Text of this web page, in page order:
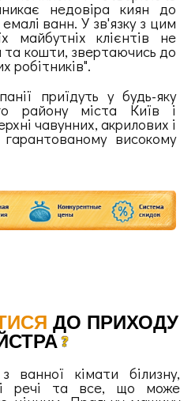
недовіра киян до
ванн. У зв'язку з цим
майбутніх клієнтів не
кошти, звертаючись до
робітників".
приїдуть у будь-яку
району міста Київ і
чавунних, акрилових і
високому
ДО ПРИХОДУ
ванної кімати білизну,
речі та все, що може